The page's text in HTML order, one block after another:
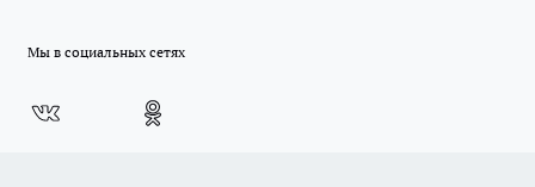
Мы в социальных сетях